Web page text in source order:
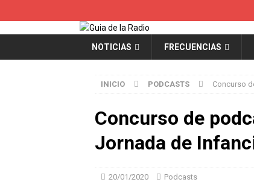
NOTICIAS FRECUENCIAS
INICIO PODCASTS Concurso
Concurso de
Jornada de
20/01/2020 Podcasts